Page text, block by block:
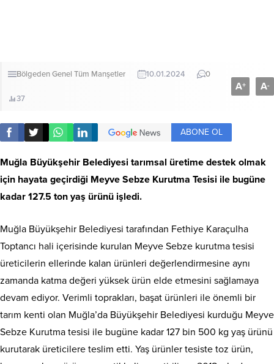
BölgedenGenel Tüm Manşetler 10.01.2024 0
37
A+ A-
ABONE OL
Muğla Büyükşehir Belediyesi tarımsal üretime destek olmak
için hayata geçirdiği Meyve Sebze Kurutma Tesisi ile bugüne
kadar 127.5 ton yaş ürünü işledi.
Muğla Büyükşehir Belediyesi tarafından Fethiye Karaçulha
Toptancı hali içerisinde kurulan Meyve Sebze kurutma tesisi
üreticilerin ellerinde kalan ürünleri değerlendirmesine aynı
zamanda katma değeri yüksek ürün elde etmesini sağlamaya
devam ediyor. Verimli toprakları, başat ürünleri ile önemli bir
tarım kenti olan Muğla’da Büyükşehir Belediyesi kurduğu Meyve
Sebze Kurutma tesisi ile bugüne kadar 127 bin 500 kg yaş ürünü
kurutarak üreticilere teslim etti. Yaş ürünler tesiste toz ürün,